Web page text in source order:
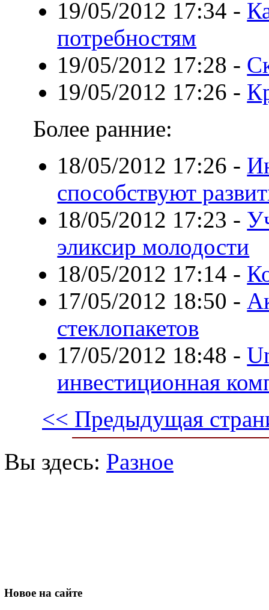
19/05/2012 17:34 -
потребностям
19/05/2012 17:28 -
19/05/2012 17:26 -
Более ранние:
18/05/2012 17:26 -
способствуют
18/05/2012 17:23 -
эликсир молодости
18/05/2012 17:14 -
17/05/2012 18:50 -
стеклопакетов
17/05/2012 18:48 -
инвестиционная
<< Предыдущая
Вы здесь: Разное
Новое на сайте